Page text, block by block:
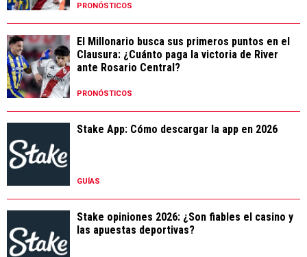
PRONÓSTICOS
El Millonario busca sus primeros puntos en el
Clausura: ¿Cuánto paga la victoria de River
ante Rosario Central?
PRONÓSTICOS
Stake App: Cómo descargar la app en 2026
GUÍAS
Stake opiniones 2026: ¿Son fiables el casino y
las apuestas deportivas?